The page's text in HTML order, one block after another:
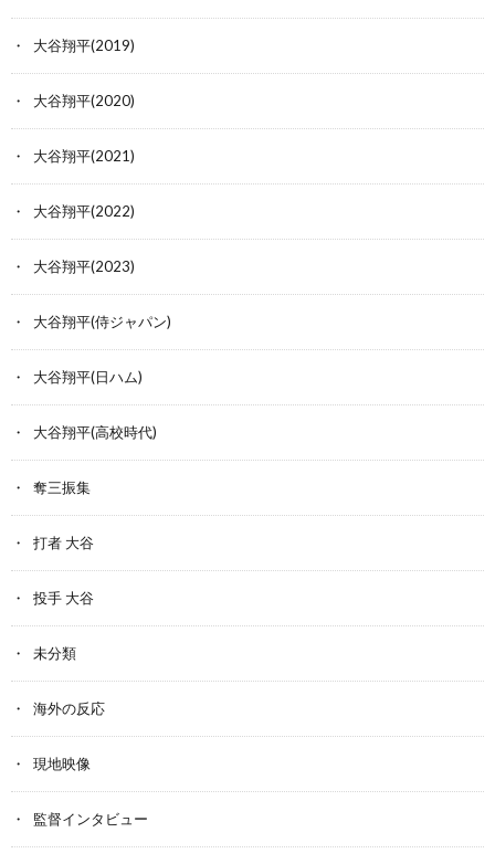
大谷翔平(2019)
大谷翔平(2020)
大谷翔平(2021)
大谷翔平(2022)
大谷翔平(2023)
大谷翔平(侍ジャパン)
大谷翔平(日ハム)
大谷翔平(高校時代)
奪三振集
打者 大谷
投手 大谷
未分類
海外の反応
現地映像
監督インタビュー